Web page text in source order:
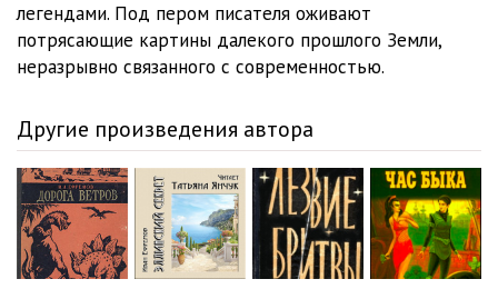
легендами. Под пером писателя оживают
потрясающие картины далекого прошлого Земли,
неразрывно связанного с современностью.
Другие произведения автора